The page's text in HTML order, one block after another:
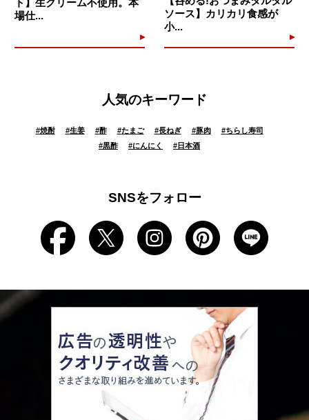
ト】生クリーム不使用。本
場仕...
ソース】カリカリ食感が
小...
人気のキーワード
#焼酎 #生姜 #酢 #たまご #長ねぎ #豚肉 #ちらし寿司
#黒酢 #にんにく # 日本酒
SNSをフォロー